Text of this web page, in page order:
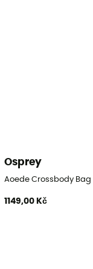
Osprey
Aoede Crossbody
1149,00 Kč